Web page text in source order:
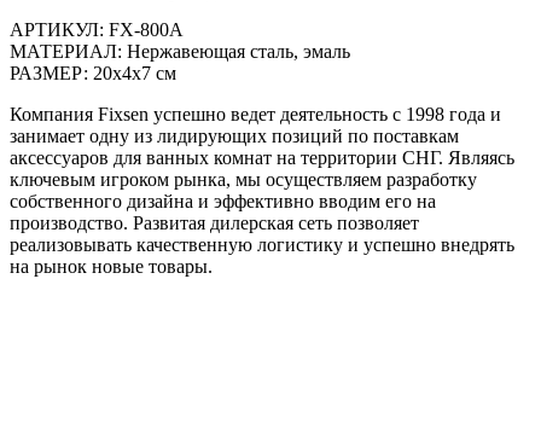
АРТИКУЛ: FX-800A
МАТЕРИАЛ: Нержавеющая сталь, эмаль
РАЗМЕР: 20х4х7 см
Компания Fixsen успешно ведет деятельность с 1998 года и
занимает одну из лидирующих позиций по поставкам
аксессуаров для ванных комнат на территории СНГ. Являясь
ключевым игроком рынка, мы осуществляем разработку
собственного дизайна и эффективно вводим его на
производство. Развитая дилерская сеть позволяет
реализовывать качественную логистику и успешно внедрять
на рынок новые товары.